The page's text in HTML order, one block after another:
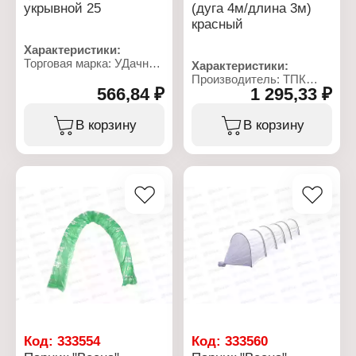
укрывной 25
Характеристики:
Торговая марка: УДачный
Тип товара: Парник
Длина дуги: 2,4 м
Комплектация: укрывной
Диаметр дуги: 16 мм
Количество секций: 8
Количество дуг: 9 дуг
566,84 ₽
В корзину
(дуга 4м/длина 3м)
красный
Характеристики:
Производитель: ТПК
Тип товара: Парник
Вариация: большой
Материал укрывного
Длина парника: 3 м
Диаметр трубы: 9 мм
Плотность укрывного
1 295,33 ₽
В корзину
Код: 333554
Код:333560